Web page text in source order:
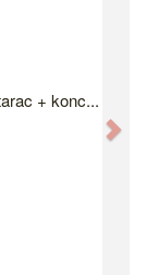
+ konc...